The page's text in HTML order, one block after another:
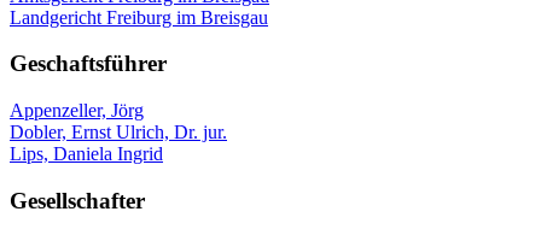
Landgericht Freiburg im Breisgau
Geschaftsführer
Appenzeller, Jörg
Dobler, Ernst Ulrich, Dr. jur.
Lips, Daniela Ingrid
Gesellschafter